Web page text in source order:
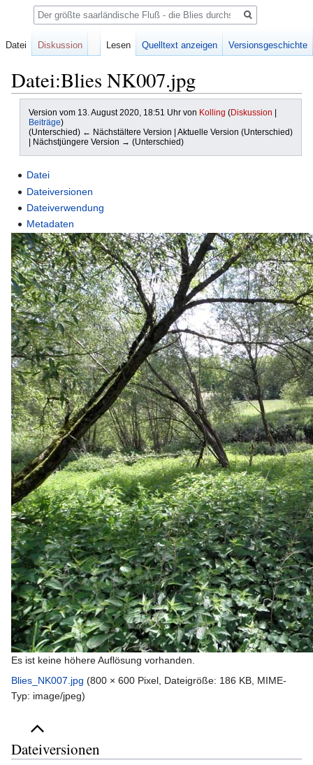
Datei:Blies NK007.jpg
Version vom 13. August 2020, 18:51 Uhr von Kolling (Diskussion |
Beiträge)
(Unterschied) ← Nächstältere Version | Aktuelle Version (Unterschied)
| Nächstjüngere Version → (Unterschied)
Zur
Navigation
springen
Zur
Suche
springen
Datei
Dateiversionen
Dateiverwendung
Metadaten
Es ist keine höhere Auflösung vorhanden.
Blies_NK007.jpg (800 × 600 Pixel, Dateigröße: 186 KB, MIME-
Typ: image/jpeg)
Dateiversionen
Datei Diskussion Lesen Quelltext anzeigen Versionsgeschichte
Suche